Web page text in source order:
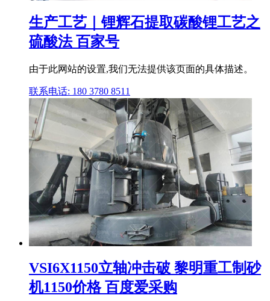
生产工艺｜锂辉石提取碳酸锂工艺之
硫酸法 百家号
由于此网站的设置,我们无法提供该页面的具体描述。
联系电话: 180 3780 8511
VSI6X1150立轴冲击破 黎明重工制砂
机1150价格 百度爱采购